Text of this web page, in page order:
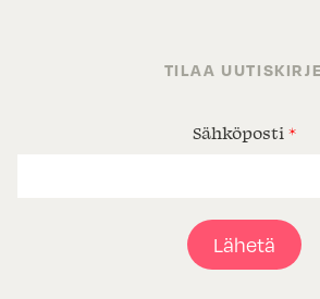
TILAA UUTISKIRJE
Sähköposti *
Lähetä